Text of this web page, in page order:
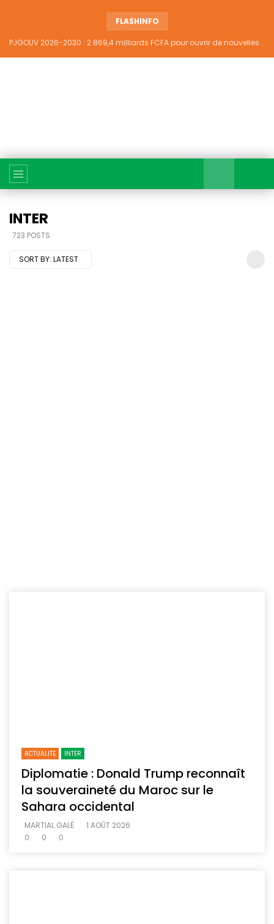
FLASHINFO
PJGOUV 2026-2030 : 2 869,4 milliards FCFA pour ouvrir de nouvelles perspectives à plus de 5,2 millions de jeunes ivoiriens
INTER
723 POSTS
SORT BY: LATEST
ACTUALITE INTER
Diplomatie : Donald Trump reconnaît
la souveraineté du Maroc sur le
Sahara occidental
MARTIAL GALÉ
1 AOÛT 2026
0
0 0